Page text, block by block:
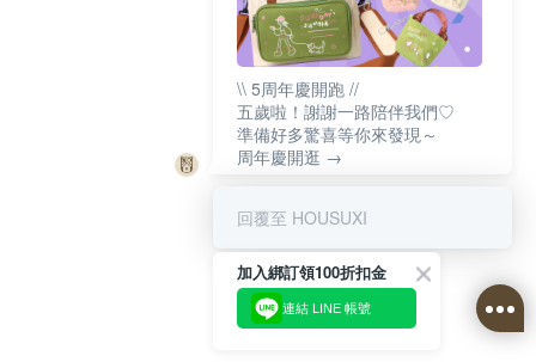
\\ 5周年慶開跑 //
五歲啦！謝謝一路陪伴我們♡
準備好多驚喜等你來發現～
周年慶開逛 →
回覆至 HOUSUXI
加入綁訂領100折扣金
連結 LINE 帳號